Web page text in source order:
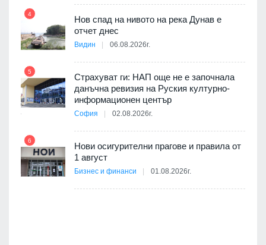
4
Нов спад на нивото на река Дунав е
отчет днес
Видин 06.08.2026г.
5
Страхуват ги: НАП още не е започнала
данъчна ревизия на Руския културно-
информационен център
София 02.08.2026г.
6
Нови осигурителни прагове и правила от
1 август
Бизнес и финанси 01.08.2026г.